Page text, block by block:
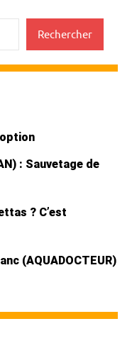
Rechercher
: Sauvetage de
? C’est
(AQUADOCTEUR)